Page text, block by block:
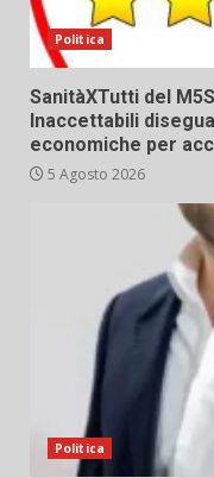
Politica
SanitàXTutti del
Inaccettabili
economiche per
5 Agosto 2026
Politica